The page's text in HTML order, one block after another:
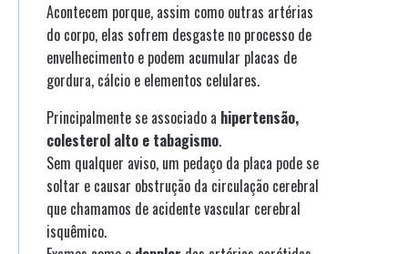
Acontecem porque, assim como outras artérias
do corpo, elas sofrem desgaste no processo de
envelhecimento e podem acumular placas de
gordura, cálcio e elementos celulares.
Principalmente se associado a hipertensão,
colesterol alto e tabagismo.
Sem qualquer aviso, um pedaço da placa pode se
soltar e causar obstrução da circulação cerebral
que chamamos de acidente vascular cerebral
isquêmico.